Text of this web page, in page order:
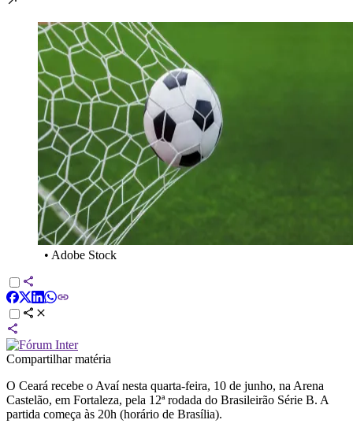
• Adobe Stock
Compartilhar matéria
O Ceará recebe o Avaí nesta quarta-feira, 10 de junho, na Arena
Castelão, em Fortaleza, pela 12ª rodada do Brasileirão Série B. A
partida começa às 20h (horário de Brasília).